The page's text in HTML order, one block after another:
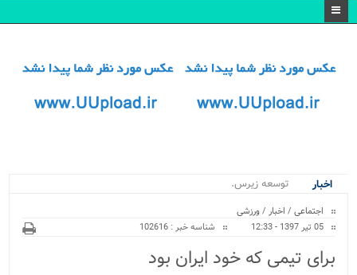
اخبار
توسعه زیرساخت‌های_
اجتماعی / اخبار /ورزشی
05 تیر 1397 - 12:33
شناسه خبر : 102616
برای تیمی که خود ایران بود